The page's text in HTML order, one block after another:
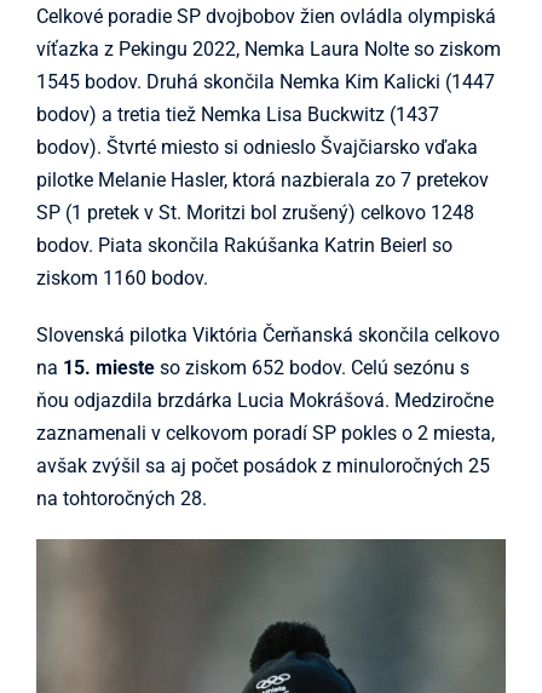
Celkové poradie SP dvojbobov žien ovládla olympiská
víťazka z Pekingu 2022, Nemka Laura Nolte so ziskom
1545 bodov. Druhá skončila Nemka Kim Kalicki (1447
bodov) a tretia tiež Nemka Lisa Buckwitz (1437
bodov). Štvrté miesto si odnieslo Švajčiarsko vďaka
pilotke Melanie Hasler, ktorá nazbierala zo 7 pretekov
SP (1 pretek v St. Moritzi bol zrušený) celkovo 1248
bodov. Piata skončila Rakúšanka Katrin Beierl so
ziskom 1160 bodov.
Slovenská pilotka Viktória Čerňanská skončila celkovo
na 15. miesteso ziskom 652 bodov. Celú sezónu s
ňou odjazdila brzdárka Lucia Mokrášová. Medziročne
zaznamenali v celkovom poradí SP pokles o 2 miesta,
avšak zvýšil sa aj počet posádok z minuloročných 25
na tohtoročných 28.